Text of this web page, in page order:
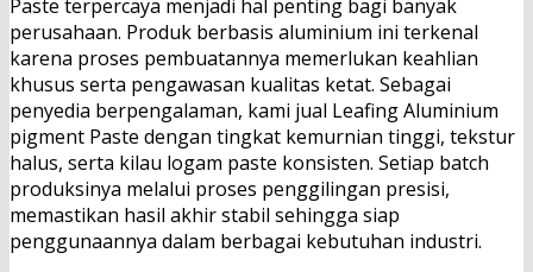
Paste terpercaya menjadi hal penting bagi banyak
perusahaan. Produk berbasis aluminium ini terkenal
karena proses pembuatannya memerlukan keahlian
khusus serta pengawasan kualitas ketat. Sebagai
penyedia berpengalaman, kami jual Leafing Aluminium
pigment Paste dengan tingkat kemurnian tinggi, tekstur
halus, serta kilau logam paste konsisten. Setiap batch
produksinya melalui proses penggilingan presisi,
memastikan hasil akhir stabil sehingga siap
penggunaannya dalam berbagai kebutuhan industri.